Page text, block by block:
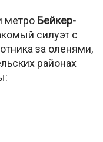
метро Бейкер-
силуэт с
за оленями,
районах